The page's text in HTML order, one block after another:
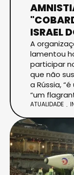
ISRAEL
A
lamentou
participar
que não
a Rússia,
“um
ATUALIDADE